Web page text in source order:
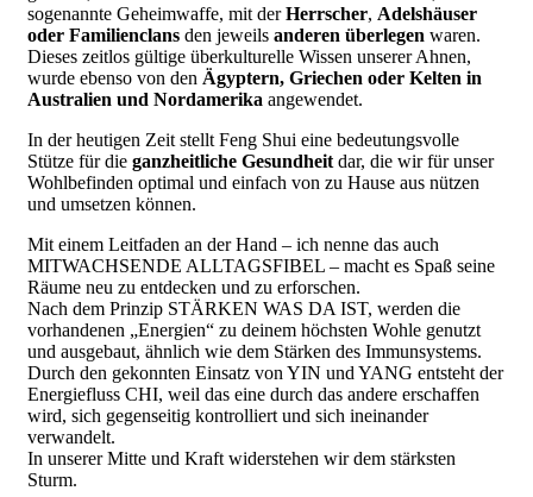
sogenannte Geheimwaffe, mit derHerrscher, Adelshäuser
oder Familienclans den jeweils anderen überlegen waren.
Dieses zeitlos gültige überkulturelle Wissen unserer Ahnen,
wurde ebenso von den Ägyptern, Griechen oder Kelten in
Australien und Nordamerika angewendet.
In der heutigen Zeit stellt Feng Shui eine bedeutungsvolle
Stütze für die ganzheitliche Gesundheit dar, die wir für unser
Wohlbefinden optimal und einfach von zu Hause aus nützen
und umsetzen können.
Mit einem Leitfaden an der Hand – ich nenne das auch
MITWACHSENDE ALLTAGSFIBEL – macht es Spaß seine
Räume neu zu entdecken und zu erforschen.
Nach dem Prinzip STÄRKEN WAS DA IST, werden die
vorhandenen „Energien“ zu deinem höchsten Wohle genutzt
und ausgebaut, ähnlich wie dem Stärken des Immunsystems.
Durch den gekonnten Einsatz von YIN und YANG entsteht der
Energiefluss CHI, weil das eine durch das andere erschaffen
wird, sich gegenseitig kontrolliert und sich ineinander
verwandelt.
In unserer Mitte und Kraft widerstehen wir dem stärksten
Sturm.